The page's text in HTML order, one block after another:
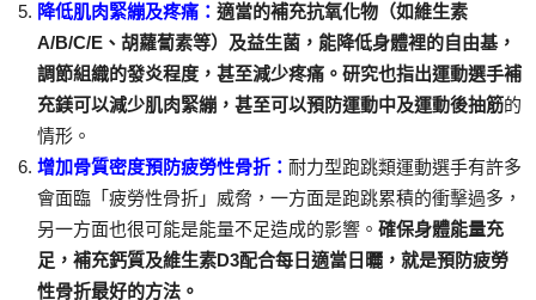
降低肌肉緊繃及疼痛： 適當的補充抗氧化物（如維生素
A/B/C/E、胡蘿蔔素等）及益生菌，能降低身體裡的自由基，
調節組織的發炎程度，甚至減少疼痛。研究也指出運動選手補
充鎂可以減少肌肉緊繃，甚至可以預防運動中及運動後抽筋的
情形。
增加骨質密度預防疲勞性骨折： 耐力型跑跳類運動選手有許多
會面臨「疲勞性骨折」威脅，一方面是跑跳累積的衝擊過多，
另一方面也很可能是能量不足造成的影響。 確保身體能量充
足，補充鈣質及維生素D3配合每日適當日曬，就是預防疲勞
性骨折最好的方法。